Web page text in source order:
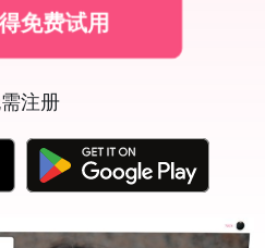
免费试用
注册